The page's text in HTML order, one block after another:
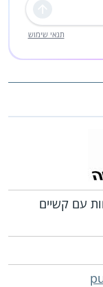
שליחה
תנאי שימוש
עם קשיים